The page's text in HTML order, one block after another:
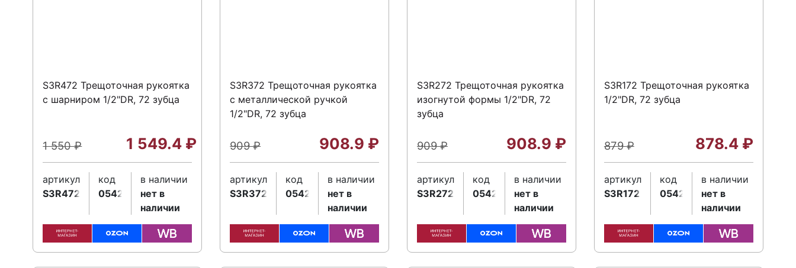
S3R472 Трещоточная рукоятка
с шарниром 1/2"DR, 72 зубца
1 550₽ 1 549.4 ₽
артикул
S3R472
код
054214
в наличии
нет в
наличии
S3R372 Трещоточная рукоятка
с металлической ручкой
1/2"DR, 72 зубца
909₽ 908.9 ₽
артикул
S3R372
код
054212
в наличии
нет в
наличии
S3R272 Трещоточная рукоятка
изогнутой формы 1/2"DR, 72
зубца
909₽ 908.9 ₽
артикул
S3R272
код
054213
в наличии
нет в
наличии
S3R172 Трещоточная рукоятка
1/2"DR, 72 зубца
879₽ 878.4 ₽
артикул
S3R172
код
054211
в наличии
нет в
наличии